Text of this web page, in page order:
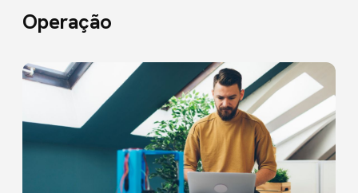
Operação